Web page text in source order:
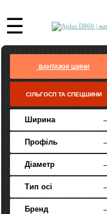
☰
ВАНТАЖНІ ШИНИ
СІЛЬГОСП ТА СПЕЦШИНИ
Ширина
Профіль
Діаметр
Тип осі
Бренд